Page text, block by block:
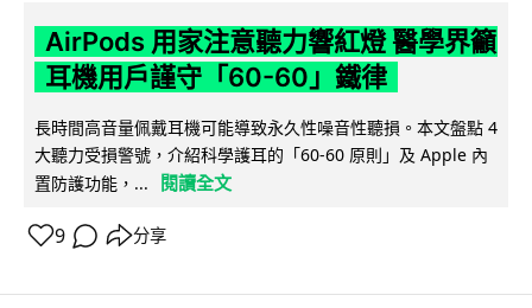
AirPods 用家注意聽力響紅燈 醫學界籲
耳機用戶謹守「60-60」鐵律
長時間高音量佩戴耳機可能導致永久性噪音性聽損。本文盤點 4
大聽力受損警號，介紹科學護耳的「60-60 原則」及 Apple 內
置防護功能，...
閱讀全文
9 分享